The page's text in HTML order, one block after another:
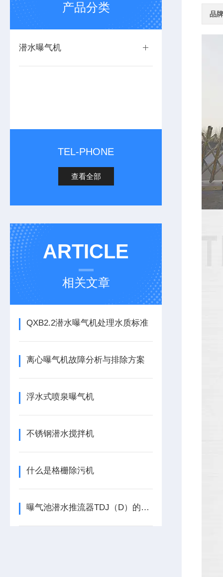
产品分类
潜水曝气机
TEL-PHONE
查看全部
ARTICLE
相关文章
QXB2.2潜水曝气机处理水质标准
离心曝气机故障分析与排除方案
浮水式喷泉曝气机
不锈钢潜水搅拌机
什么是格栅除污机
曝气池潜水推流器TDJ（D）的型号意义
品牌